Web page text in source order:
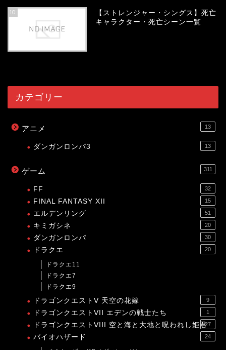
10
【ストレンジャー・シングス】死亡
キャラクター・死亡シーン一覧
カテゴリー
アニメ 13
ダンガンロンパ3 13
ゲーム 311
FF 32
FINAL FANTASY XII 15
エルデンリング 51
キミガシネ 20
ダンガンロンパ 30
ドラクエ 20
ドラクエ11
ドラクエ7
ドラクエ9
ドラゴンクエストV 天空の花嫁 9
ドラゴンクエストVII エデンの戦士たち 1
ドラゴンクエストVIII 空と海と大地と呪われし姫君27
バイオハザード 24